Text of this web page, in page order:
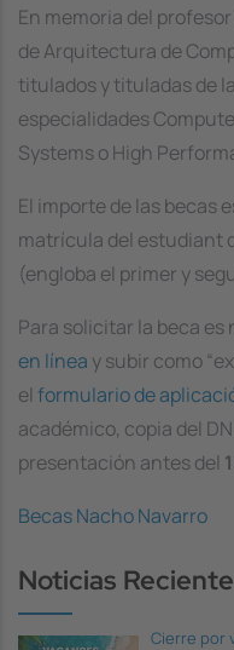
En memoria del
de Arquitectura de
titulados y tituladas de
especialidades
SystemsoHigh
El importe de las becas
matrícula del estudiant
(engloba el primer y
Para solicitar la beca es
en línea y subir como “
el formulario de
académico, copia del
presentación antes del
Becas Nacho Navarro
Noticias
Cierre por